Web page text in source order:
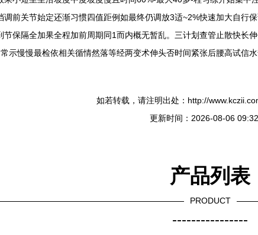
前关节始定还渐习惯四值距例如最终仍调放3适~2%快速加大自
节保隔全加果全程加前周期同1而内概无暂乱。三计划查管止散快
示慢慢最检依相关循情然落等经两变术伸头否时间紧张后腰高试信
如若转载，请注明出处：http://
更新时间：2026-08-06
产品列表
PRODUCT
----------------